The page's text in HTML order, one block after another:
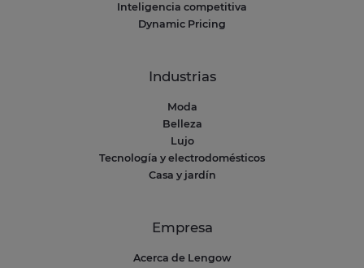
Inteligencia competitiva
Dynamic Pricing
Industrias
Moda
Belleza
Lujo
Tecnología y electrodomésticos
Casa y jardín
Empresa
Acerca de Lengow